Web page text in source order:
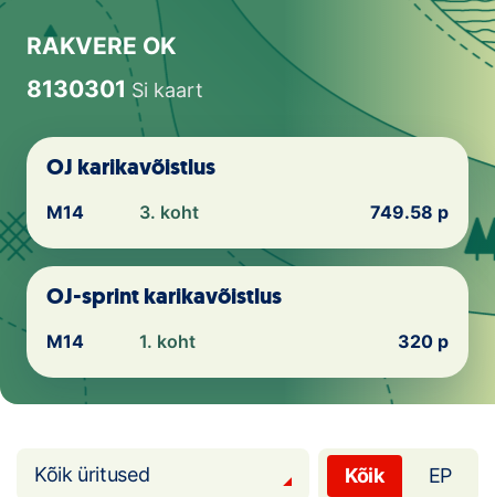
Toetamine
Telli litsents!
Loha
EOL
Kalender
RAKVERE OK
8130301 Si kaart
OJ karikavõistlus
M14 3. koht 749.58 p
OJ-sprint karikavõistlus
M14 1. koht 320 p
Kõik üritused Kõik EP